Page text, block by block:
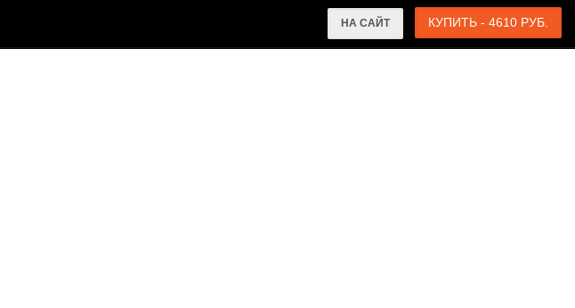
НА САЙТ КУПИТЬ - 4610 РУБ.